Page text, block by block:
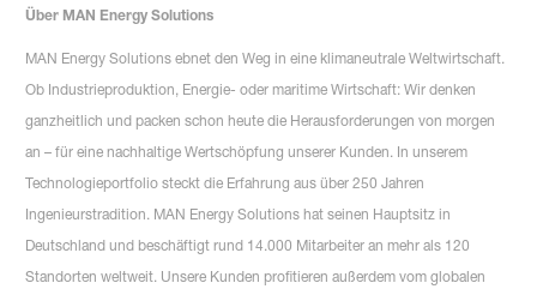
Über MAN Energy Solutions
MAN Energy Solutions ebnet den Weg in eine klimaneutrale Weltwirtschaft.
Ob Industrieproduktion, Energie- oder maritime Wirtschaft: Wir denken
ganzheitlich und packen schon heute die Herausforderungen von morgen
an – für eine nachhaltige Wertschöpfung unserer Kunden. In unserem
Technologieportfolio steckt die Erfahrung aus über 250 Jahren
Ingenieurstradition. MAN Energy Solutions hat seinen Hauptsitz in
Deutschland und beschäftigt rund 14.000 Mitarbeiter an mehr als 120
Standorten weltweit. Unsere Kunden profitieren außerdem vom globalen